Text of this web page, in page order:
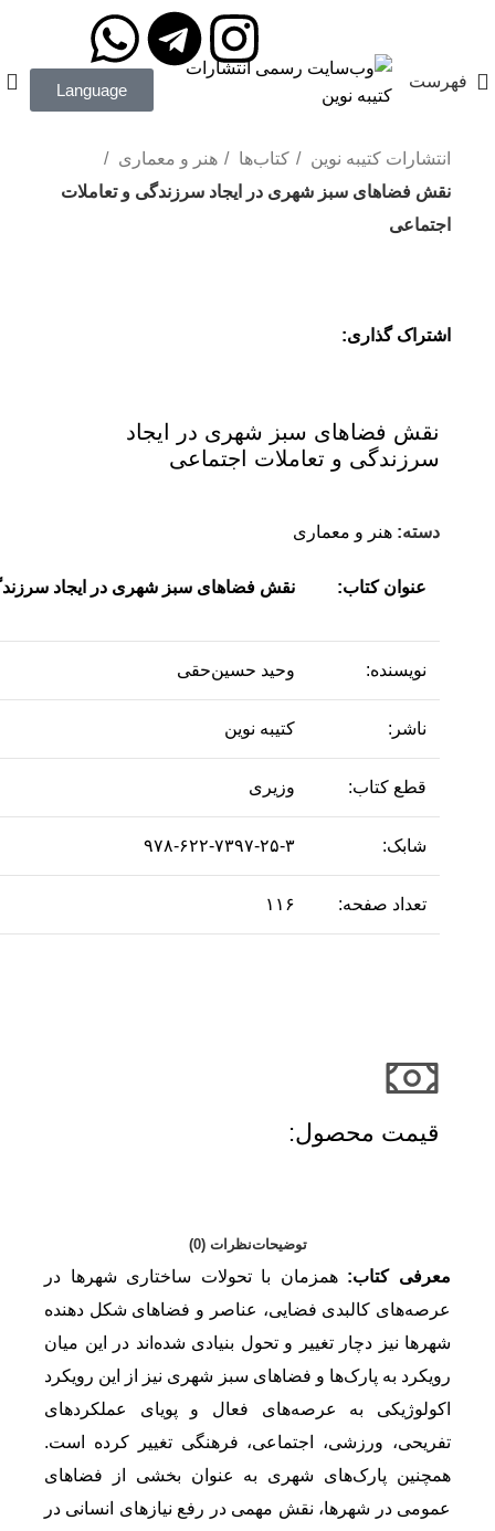
فهرست Language
انتشارات کتیبه نوین کتاب‌ها
هنر و معماری
نقش فضاهای سبز شهری در ایجاد سرزندگی و تعاملات
اجتماعی
اشتراک گذاری:
نقش فضاهای سبز شهری در ایجاد
سرزندگی و تعاملات اجتماعی
دسته: هنر و معماری
عنوان کتاب: نقش فضاهای سبز شهری در ایجاد
نویسنده: وحید حسین‌حقی
ناشر: کتیبه نوین
قطع کتاب: وزیری
شابک: ۹۷۸-۶۲۲-۷۳۹۷-۲۵-۳
تعداد صفحه: ۱۱۶
قیمت محصول:​
توضیحاتنظرات (0)
معرفی کتاب:همزمان با تحولات ساختاری شهرها در
عرصه‌های کالبدی فضایی، عناصر و فضاهای شکل دهنده
شهرها نیز دچار تغییر و تحول بنیادی شده‌اند در این میان
رویکرد به پارک‌ها و فضاهای سبز شهری نیز از این رویکرد
اکولوژیکی به عرصه‌های فعال و پویای عملکردهای
تفریحی، ورزشی، اجتماعی، فرهنگی تغییر کرده است.
همچنین پارک‌های شهری به عنوان بخشی از فضاهای
عمومی در شهرها، نقش مهمی در رفع نیازهای انسانی در